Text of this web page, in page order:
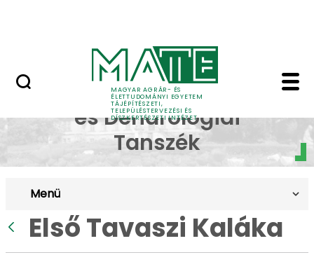
MAGYAR AGRÁR- ÉS
ÉLETTUDOMÁNYI EGYETEM
TÁJÉPÍTÉSZETI,
TELEPÜLÉSTERVEZÉSI ÉS
DÍSZKERTÉSZETI INTÉZET
Első Tavaszi Kaláka
Dísznövénytermesztési
és Dendrológiai
Tanszék
Menü
Első Tavaszi Kaláka